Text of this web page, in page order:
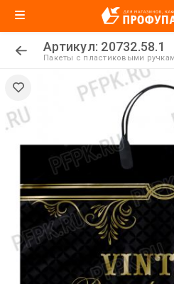
Артикул: 20732.58.1
Пакеты с пластиковыми